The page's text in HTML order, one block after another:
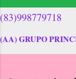
(83)998779718
(AA) GRUPO